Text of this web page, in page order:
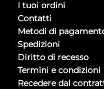
I tuoi ordini
Contatti
Metodi di
Spedizioni
Diritto di recesso
Termini e condizioni
Recedere dal